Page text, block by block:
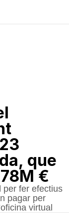
que
€
per fer efectius
pagar per
virtual